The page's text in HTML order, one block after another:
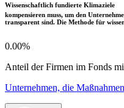
Wissenschaftlich fundierte Klimaziele
kompensieren muss, um den
transparent sind. Die Methode für
0.00%
Anteil der Firmen im Fonds
Unternehmen, die